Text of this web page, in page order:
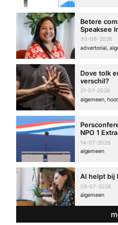
Betere
Speaksee
30-06-2026
advertorial,
Dove tolk
verschil?
21-07-2026
NPO 1 Extra
14-07-2026
algemeen
AI helpt bij
08-07-2026
algemeen